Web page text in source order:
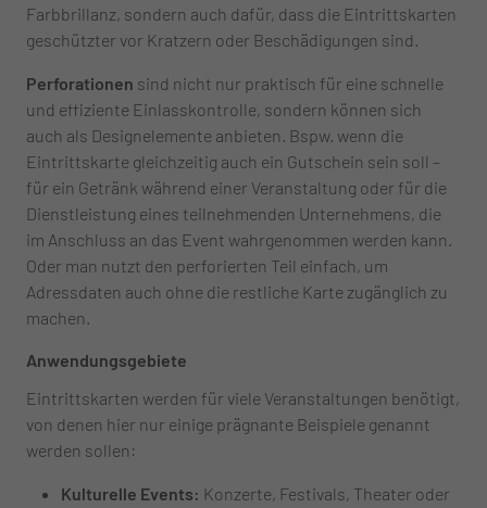
Farbbrillanz, sondern auch dafür, dass die Eintrittskarten
geschützter vor Kratzern oder Beschädigungen sind.
Perforationen sind nicht nur praktisch für eine schnelle
und effiziente Einlasskontrolle, sondern können sich
auch als Designelemente anbieten. Bspw. wenn die
Eintrittskarte gleichzeitig auch ein Gutschein sein soll –
für ein Getränk während einer Veranstaltung oder für die
Dienstleistung eines teilnehmenden Unternehmens, die
im Anschluss an das Event wahrgenommen werden kann.
Oder man nutzt den perforierten Teil einfach, um
Adressdaten auch ohne die restliche Karte zugänglich zu
machen.
Anwendungsgebiete
Eintrittskarten werden für viele Veranstaltungen benötigt,
von denen hier nur einige prägnante Beispiele genannt
werden sollen:
Kulturelle Events: Konzerte, Festivals, Theater oder